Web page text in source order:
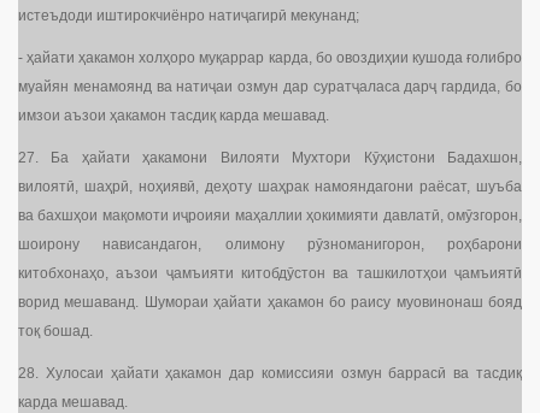
истеъдоди иштирокчиёнро натиҷагирӣ мекунанд;
- ҳайати ҳакамон холҳоро муқаррар карда, бо овоздиҳии кушода ғолибро
муайян менамоянд ва натиҷаи озмун дар суратҷаласа дарҷ гардида, бо
имзои аъзои ҳакамон тасдиқ карда мешавад.
27. Ба ҳайати ҳакамони Вилояти Мухтори Кӯҳистони Бадахшон,
вилоятӣ, шаҳрӣ, ноҳиявӣ, деҳоту шаҳрак намояндагони раёсат, шуъба
ва бахшҳои мақомоти иҷроияи маҳаллии ҳокимияти давлатӣ, омӯзгорон,
шоирону нависандагон, олимону рӯзноманигорон, роҳбарони
китобхонаҳо, аъзои ҷамъияти китобдӯстон ва ташкилотҳои ҷамъиятӣ
ворид мешаванд. Шумораи ҳайати ҳакамон бо раису муовинонаш бояд
тоқ бошад.
28. Хулосаи ҳайати ҳакамон дар комиссияи озмун баррасӣ ва тасдиқ
карда мешавад.